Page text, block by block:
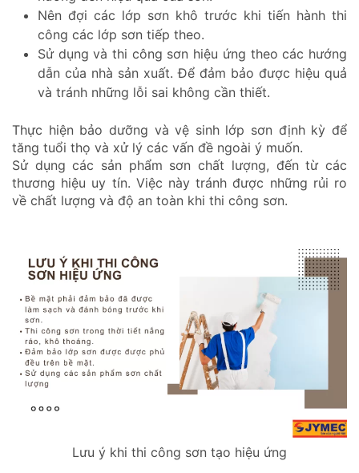
Nên đợi các lớp sơn khô trước khi tiến hành thi
công các lớp sơn tiếp theo.
Sử dụng và thi công sơn hiệu ứng theo các hướng
dẫn của nhà sản xuất. Để đảm bảo được hiệu quả
và tránh những lỗi sai không cần thiết.
Thực hiện bảo dưỡng và vệ sinh lớp sơn định kỳ để
tăng tuổi thọ và xử lý các vấn đề ngoài ý muốn.
Sử dụng các sản phẩm sơn chất lượng, đến từ các
thương hiệu uy tín. Việc này tránh được những rủi ro
về chất lượng và độ an toàn khi thi công sơn.
Lưu ý khi thi công sơn tạo hiệu ứng